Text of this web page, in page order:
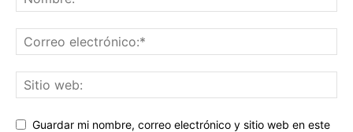
Guardar mi nombre, correo electrónico y sitio web en este